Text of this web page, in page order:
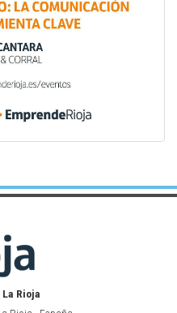
Rioja